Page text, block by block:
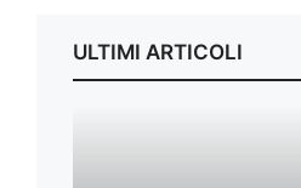
ULTIMI ARTICOLI